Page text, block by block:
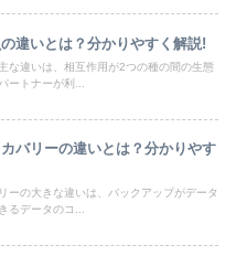
違いとは？分かりやすく解説!
な違いは、相互作用が2つの種の間の生態
ートナーが利...
バリーの違いとは？分かりやす
ーの大きな違いは、バックアップがデータ
るデータのコ...